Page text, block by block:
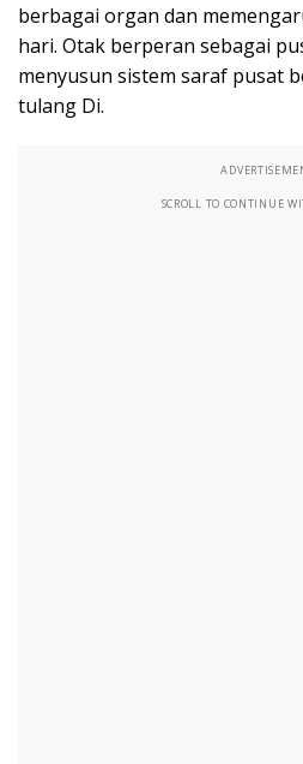
berbagai organ dan
hari. Otak berperan sebagai
menyusun sistem saraf pusat
tulang Di.
SCROLL TO CONTINUE